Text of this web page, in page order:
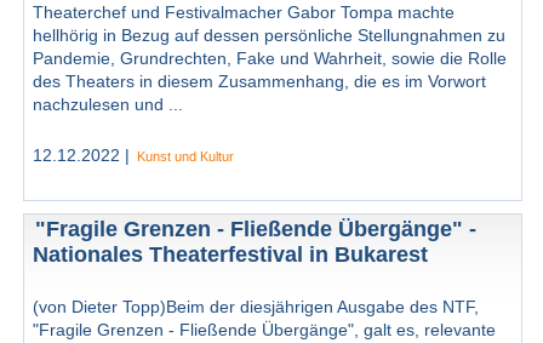
Theaterchef und Festivalmacher Gabor Tompa machte
hellhörig in Bezug auf dessen persönliche Stellungnahmen zu
Pandemie, Grundrechten, Fake und Wahrheit, sowie die Rolle
des Theaters in diesem Zusammenhang, die es im Vorwort
nachzulesen und ...
12.12.2022 | Kunst und Kultur
"Fragile Grenzen - Fließende Übergänge" -
Nationales Theaterfestival in Bukarest
(von Dieter Topp)Beim der diesjährigen Ausgabe des NTF,
"Fragile Grenzen - Fließende Übergänge", galt es, relevante